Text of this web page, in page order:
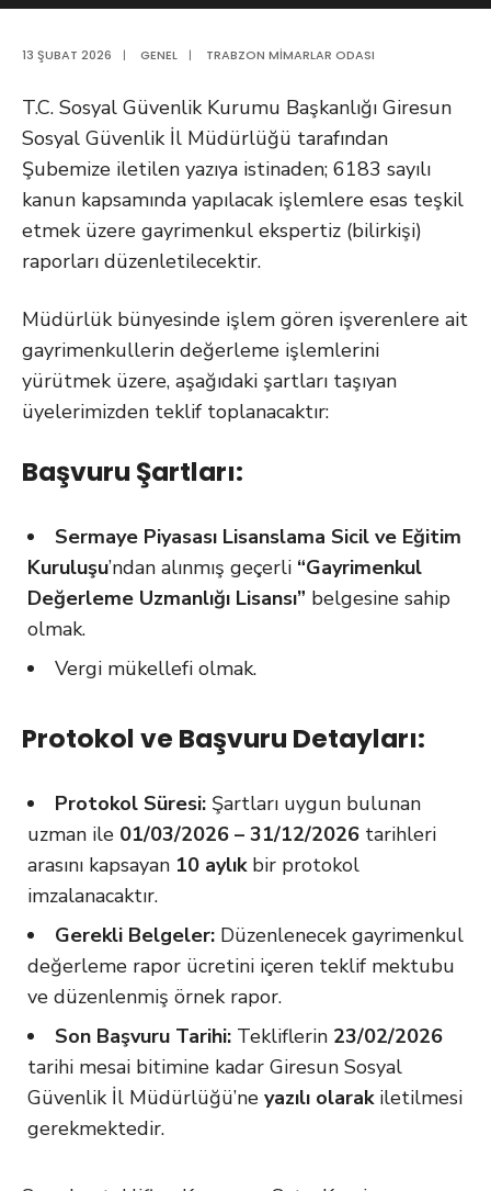
13 ŞUBAT 2026 | GENEL | TRABZON MIMARLAR ODASI
T.C. Sosyal Güvenlik Kurumu Başkanlığı Giresun
Sosyal Güvenlik İl Müdürlüğü tarafından
Şubemize iletilen yazıya istinaden; 6183 sayılı
kanun kapsamında yapılacak işlemlere esas teşkil
etmek üzere gayrimenkul ekspertiz (bilirkişi)
raporları düzenletilecektir.
Müdürlük bünyesinde işlem gören işverenlere ait
gayrimenkullerin değerleme işlemlerini
yürütmek üzere, aşağıdaki şartları taşıyan
üyelerimizden teklif toplanacaktır:
Başvuru Şartları:
Sermaye Piyasası Lisanslama Sicil ve Eğitim
Kuruluşu’ndan alınmış geçerli “Gayrimenkul
Değerleme Uzmanlığı Lisansı” belgesine sahip
olmak.
Vergi mükellefi olmak.
Protokol ve Başvuru Detayları:
Protokol Süresi: Şartları uygun bulunan
uzman ile 01/03/2026 – 31/12/2026 tarihleri
arasını kapsayan 10 aylıkbir protokol
imzalanacaktır.
Gerekli Belgeler: Düzenlenecek gayrimenkul
değerleme rapor ücretini içeren teklif mektubu
ve düzenlenmiş örnek rapor.
Son Başvuru Tarihi: Tekliflerin 23/02/2026
tarihi mesai bitimine kadar Giresun Sosyal
Güvenlik İl Müdürlüğü’ne yazılı olarakiletilmesi
gerekmektedir.